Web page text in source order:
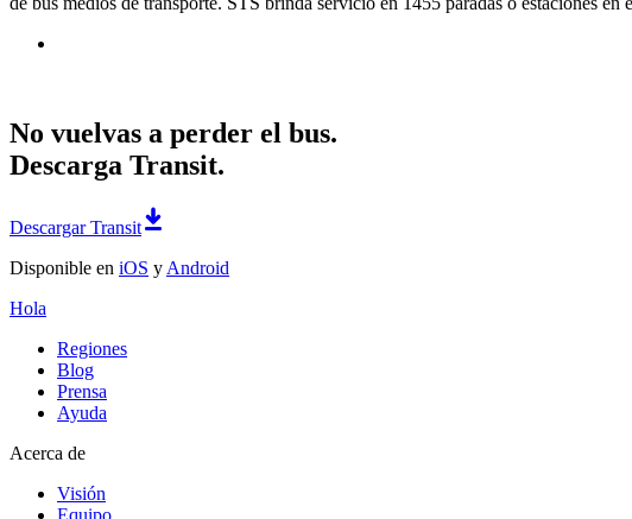
No vuelvas a perder el bus.
Descarga Transit.
Descargar Transit
Disponible en iOS y Android
Hola
Regiones
Blog
Prensa
Ayuda
Acerca de
Visión